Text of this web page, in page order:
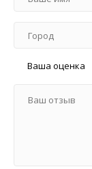
Ваша оценка